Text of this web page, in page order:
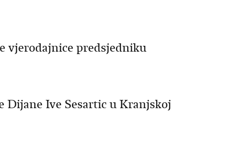
vjerodajnice predsjedniku
Dijane Ive Sesartic u Kranjskoj